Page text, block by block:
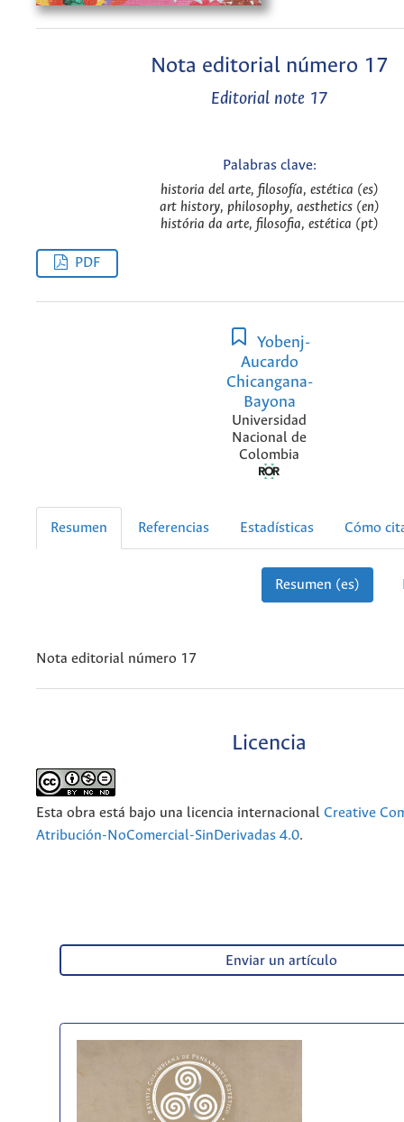
Nota editorial número 17
Editorial note 17
Palabras clave:
historia del arte, filosofía, estética (es)
art history, philosophy, aesthetics (en)
história da arte, filosofia, estética (pt)
PDF
Yobenj-
Aucardo
Chicangana-
Bayona
Universidad
Nacional de
Colombia
Resumen Referencias Estadísticas Cómo
Resumen (es)
Nota editorial número 17
Licencia
Esta obra está bajo una licencia internacional Creative
Atribución-NoComercial-SinDerivadas 4.0.
Enviar un artículo